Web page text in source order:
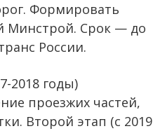
Формировать
Минстрой. Срок — до
России.
2018 годы)
проезжих частей,
Второй этап (с 2019